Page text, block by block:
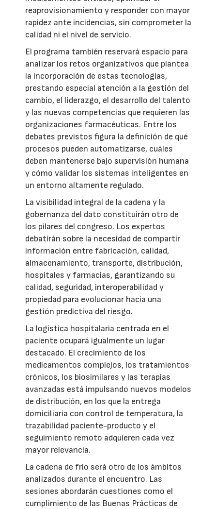
reaprovisionamiento y responder con mayor
rapidez ante incidencias, sin comprometer la
calidad ni el nivel de servicio.
El programa también reservará espacio para
analizar los retos organizativos que plantea
la incorporación de estas tecnologías,
prestando especial atención a la gestión del
cambio, el liderazgo, el desarrollo del talento
y las nuevas competencias que requieren las
organizaciones farmacéuticas. Entre los
debates previstos figura la definición de qué
procesos pueden automatizarse, cuáles
deben mantenerse bajo supervisión humana
y cómo validar los sistemas inteligentes en
un entorno altamente regulado.
La visibilidad integral de la cadena y la
gobernanza del dato constituirán otro de
los pilares del congreso. Los expertos
debatirán sobre la necesidad de compartir
información entre fabricación, calidad,
almacenamiento, transporte, distribución,
hospitales y farmacias, garantizando su
calidad, seguridad, interoperabilidad y
propiedad para evolucionar hacia una
gestión predictiva del riesgo.
La logística hospitalaria centrada en el
paciente ocupará igualmente un lugar
destacado. El crecimiento de los
medicamentos complejos, los tratamientos
crónicos, los biosimilares y las terapias
avanzadas está impulsando nuevos modelos
de distribución, en los que la entrega
domiciliaria con control de temperatura, la
trazabilidad paciente-producto y el
seguimiento remoto adquieren cada vez
mayor relevancia.
La cadena de frío será otro de los ámbitos
analizados durante el encuentro. Las
sesiones abordarán cuestiones como el
cumplimiento de las Buenas Prácticas de